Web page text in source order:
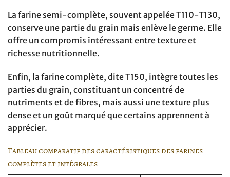
La farine semi-complète, souvent appelée T110-T130,
conserve une partie du grain mais enlève le germe. Elle
offre un compromis intéressant entre texture et
richesse nutritionnelle.
Enfin, la farine complète, dite T150, intègre toutes les
parties du grain, constituant un concentré de
nutriments et de fibres, mais aussi une texture plus
dense et un goût marqué que certains apprennent à
apprécier.
Tableau comparatif des caractéristiques des farines
complètes et intégrales